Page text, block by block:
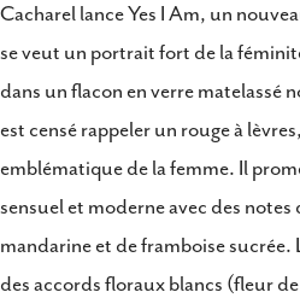
Cacharel lance Yes I Am, un
se veut un portrait fort de la
dans un flacon en verre matelassé
est censé rappeler un rouge à
emblématique de la femme. Il
sensuel et moderne avec des
mandarine et de framboise
des accords floraux blancs (fleur
Partager
sur
Facebook
sur
X
sur
Pinterest